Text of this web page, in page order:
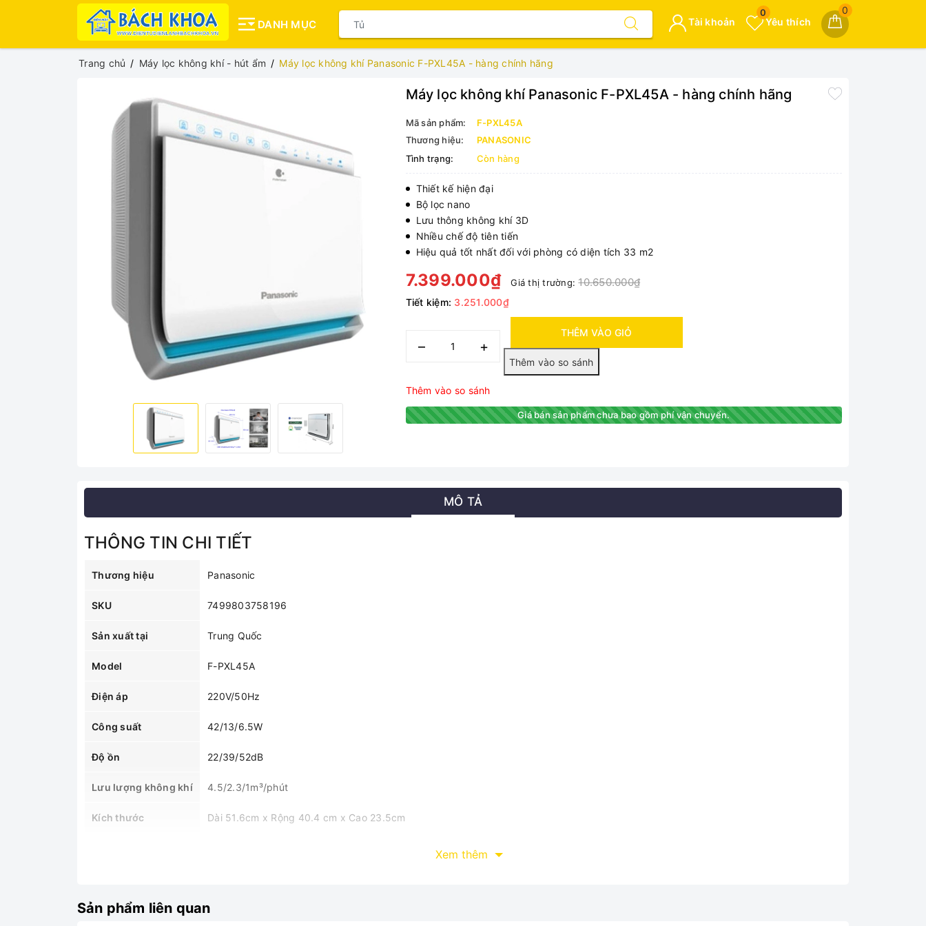
DANH MỤC
0
Yêu thích
0
Tài khoản
Trang chủ Máy lọc không khí - hút ẩm Máy lọc không khí Panasonic F-PXL45A - hàng chính hãng
Máy lọc không khí Panasonic F-PXL45A - hàng chính hãng
Mã sản phẩm:
F-PXL45A
Thương hiệu:
PANASONIC
Tình trạng:
Còn hàng
Thiết kế hiện đại
Bộ lọc nano
Lưu thông không khí 3D
Nhiều chế độ tiên tiến
Hiệu quả tốt nhất đối với phòng có diện tích 33 m2
7.399.000₫ Giá thị trường:10.650.000₫
Tiết kiệm: 3.251.000₫
– +
THÊM VÀO GIỎ
Thêm vào so sánh
Giá bán sản phẩm chưa bao gồm phí vận chuyển.
MÔ TẢ
THÔNG TIN CHI TIẾT
Thương hiệu Panasonic
SKU 7499803758196
Sản xuất tại Trung Quốc
Model F-PXL45A
Điện áp 220V/50Hz
Công suất 42/13/6.5W
Độ ồn 22/39/52dB
Lưu lượng không khí 4.5/2.3/1m³/phút
Kích thước Dài 51.6cm x Rộng 40.4 cm x Cao 23.5cm
Xem thêm
Sản phẩm liên quan